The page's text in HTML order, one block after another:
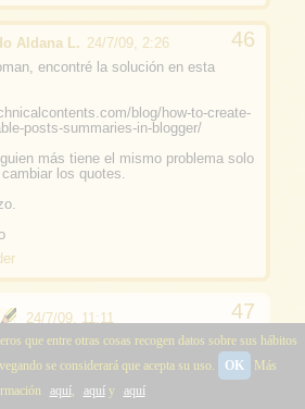
Aldana L. 24/7/09, 2:26
encontré la solución en esta
blog/how-to-create-
posts-summaries-in-blogger/
más tiene el mismo problema solo
cambiar los quotes.
24/7/09, 11:11
Gracias por la aportacion.
un rato echa un vistazo aeste
que también queda fenomenal...
Notepad Chaos. Saludos.
que entre otras cosas recogen datos sobre sus hábitos
se considerará que acepta su uso.
OK
Más
aquí, aquíy aquí